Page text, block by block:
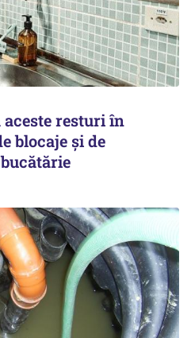
resturi în
blocaje și de